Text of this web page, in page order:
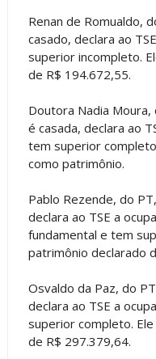
Renan de Romualdo,
casado, declara ao
superior incompleto.
de R$ 194.672,55.
Doutora Nadia
é casada, declara ao
tem superior
como patrimônio.
Pablo Rezende, do
declara ao TSE a
fundamental e tem
patrimônio declarado
Osvaldo da Paz, do
declara ao TSE a
superior completo.
de R$ 297.379,64.